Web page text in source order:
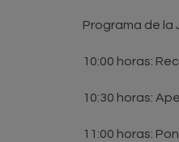
Programa de la
10:00 horas:
10:30 horas:
11:00 horas: